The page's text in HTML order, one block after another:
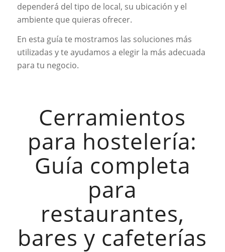
dependerá del tipo de local, su ubicación y el
ambiente que quieras ofrecer.
En esta guía te mostramos las soluciones más
utilizadas y te ayudamos a elegir la más adecuada
para tu negocio.
Cerramientos
para hostelería:
Guía completa
para
restaurantes,
bares y cafeterías